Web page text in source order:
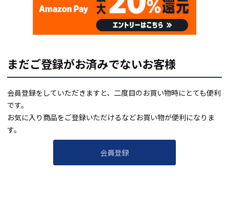
まだご登録がお済みでないお客様
会員登録をしていただきますと、二度目のお買い物時にとても便利
です。
お気に入り商品をご登録いただけるなどお買い物が便利になりま
す。
会員登録